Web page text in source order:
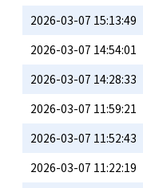
2026-03-07 15:13:49
2026-03-07 14:54:01
2026-03-07 14:28:33
2026-03-07 11:59:21
2026-03-07 11:52:43
2026-03-07 11:22:19